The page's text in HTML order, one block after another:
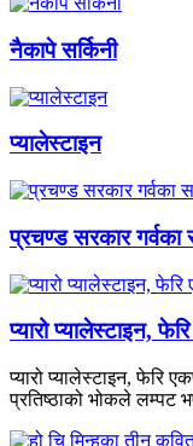
नैकापे सर्किनी
प्यालेस्टाइन
प्रचण्ड सरकार गर्वका
प्यारो प्यालेस्टाइन,
प्यारो प्यालेस्टाइन, फेरि
प्रतिष्ठाको भोकले लम्पट